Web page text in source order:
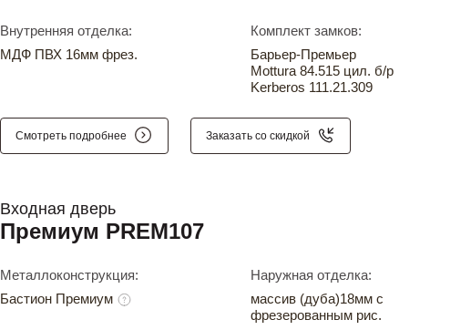
Внутренняя отделка:
МДФ ПВХ 16мм фрез.
Комплект замков:
Барьер-Премьер
Mottura 84.515 цил. б/р
Kerberos 111.21.309
Смотреть подробнее Заказать со скидкой
Входная дверь
Премиум PREM107
Металлоконструкция:
Бастион Премиум
Наружная отделка:
массив (дуба)18мм с
фрезерованным рис.